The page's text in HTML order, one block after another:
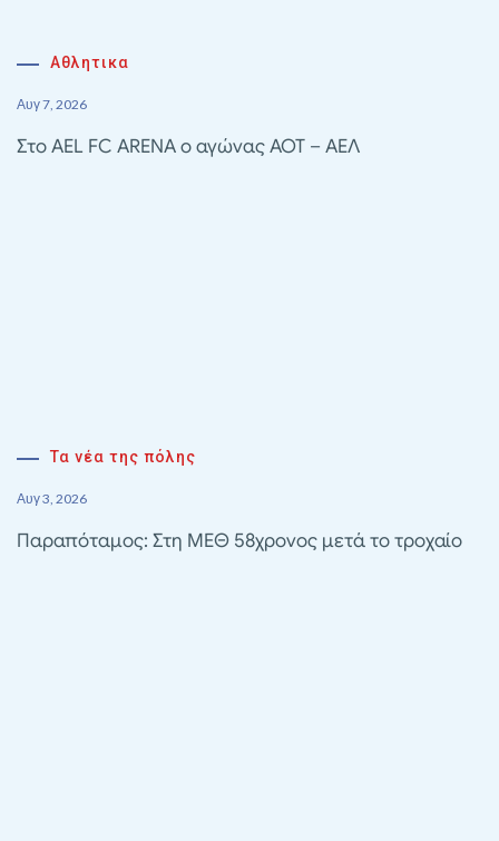
Αθλητικα
Αυγ 7, 2026
Στο AEL FC ARENA ο αγώνας ΑΟΤ – ΑΕΛ
Τα νέα της πόλης
Αυγ 3, 2026
Παραπόταμος: Στη ΜΕΘ 58χρονος μετά το τροχαίο